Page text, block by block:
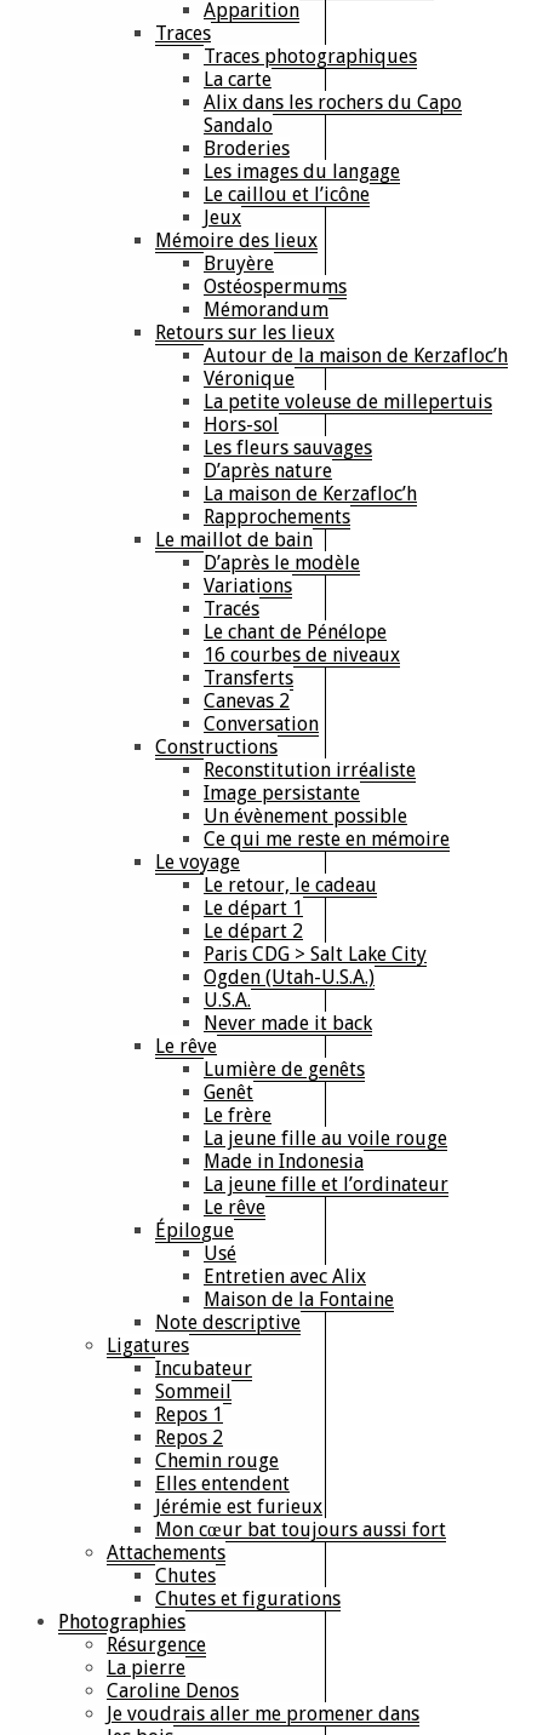
Apparition
Traces
Traces photographiques
La carte
Alix dans les rochers du Capo
Sandalo
Broderies
Les images du langage
Le caillou et l’icône
Jeux
Mémoire des lieux
Bruyère
Ostéospermums
Mémorandum
Retours sur les lieux
Autour de la maison de Kerzafloc’h
Véronique
La petite voleuse de millepertuis
Hors-sol
Les fleurs sauvages
D’après nature
La maison de Kerzafloc’h
Rapprochements
Le maillot de bain
D’après le modèle
Variations
Tracés
Le chant de Pénélope
16 courbes de niveaux
Transferts
Canevas 2
Conversation
Constructions
Reconstitution irréaliste
Image persistante
Un évènement possible
Ce qui me reste en mémoire
Le voyage
Le retour, le cadeau
Le départ 1
Le départ 2
Paris CDG > Salt Lake City
Ogden (Utah-U.S.A.)
U.S.A.
Never made it back
Le rêve
Lumière de genêts
Genêt
Le frère
La jeune fille au voile rouge
Made in Indonesia
La jeune fille et l’ordinateur
Le rêve
Épilogue
Usé
Entretien avec Alix
Maison de la Fontaine
Note descriptive
Ligatures
Incubateur
Sommeil
Repos 1
Repos 2
Chemin rouge
Elles entendent
Jérémie est furieux
Mon cœur bat toujours aussi fort
Attachements
Chutes
Chutes et figurations
Photographies
Résurgence
La pierre
Caroline Denos
Je voudrais aller me promener dans